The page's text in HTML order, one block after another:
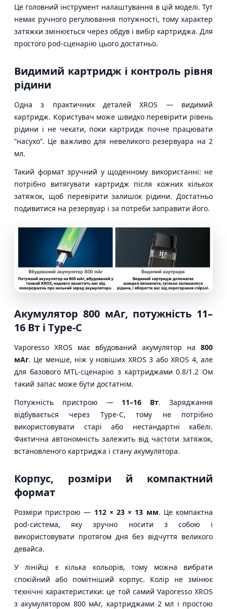
Це головний інструмент налаштування в цій моделі. Тут
немає ручного регулювання потужності, тому характер
затяжки змінюється через обдув і вибір картриджа. Для
простого pod-сценарію цього достатньо.
Видимий картридж і контроль рівня
рідини
Одна з практичних деталей XROS — видимий
картридж. Користувач може швидко перевірити рівень
рідини і не чекати, поки картридж почне працювати
“насухо”. Це важливо для невеликого резервуара на 2
мл.
Такий формат зручний у щоденному використанні: не
потрібно витягувати картридж після кожних кількох
затяжок, щоб перевірити залишок рідини. Достатньо
подивитися на резервуар і за потреби заправити його.
Акумулятор 800 мАг, потужність 11–
16 Вт і Type-C
Vaporesso XROS має вбудований акумулятор на 800
мАг. Це менше, ніж у новіших XROS 3 або XROS 4, але
для базового MTL-сценарію з картриджами 0.8/1.2 Ом
такий запас може бути достатнім.
Потужність пристрою — 11–16 Вт. Заряджання
відбувається через Type-C, тому не потрібно
використовувати старі або нестандартні кабелі.
Фактична автономність залежить від частоти затяжок,
встановленого картриджа і стану акумулятора.
Корпус, розміри й компактний
формат
Розміри пристрою — 112 × 23 × 13 мм. Це компактна
pod-система, яку зручно носити з собою і
використовувати протягом дня без відчуття великого
девайса.
У лінійці є кілька кольорів, тому можна вибрати
спокійний або помітніший корпус. Колір не змінює
технічні характеристики: це той самий Vaporesso XROS
з акумулятором 800 мАг, картриджами 2 мл і простою